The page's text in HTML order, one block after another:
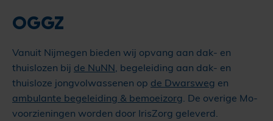
OGGZ
Vanuit Nijmegen bieden wij opvang aan dak- en
thuislozen bij de NuNN , begeleiding aan dak- en
thuisloze jongvolwassenen op de Dwarsweg en
ambulante begeleiding & bemoeizorg . De overige Mo-
voorzieningen worden door IrisZorg geleverd.